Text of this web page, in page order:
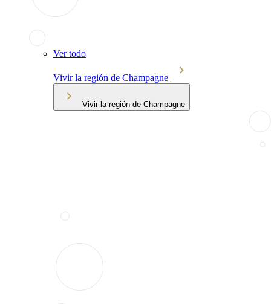
Ver todo
Vivir la región de Champagne
Vivir la región de Champagne